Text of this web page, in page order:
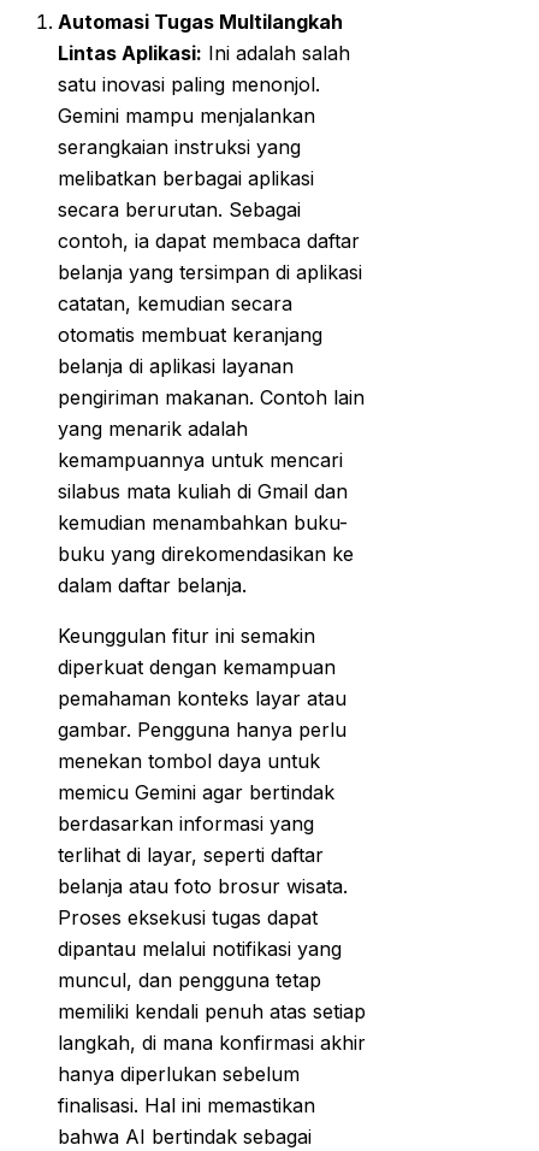
Automasi Tugas Multilangkah
Lintas Aplikasi: Ini adalah salah
satu inovasi paling menonjol.
Gemini mampu menjalankan
serangkaian instruksi yang
melibatkan berbagai aplikasi
secara berurutan. Sebagai
contoh, ia dapat membaca daftar
belanja yang tersimpan di aplikasi
catatan, kemudian secara
otomatis membuat keranjang
belanja di aplikasi layanan
pengiriman makanan. Contoh lain
yang menarik adalah
kemampuannya untuk mencari
silabus mata kuliah di Gmail dan
kemudian menambahkan buku-
buku yang direkomendasikan ke
dalam daftar belanja.
Keunggulan fitur ini semakin
diperkuat dengan kemampuan
pemahaman konteks layar atau
gambar. Pengguna hanya perlu
menekan tombol daya untuk
memicu Gemini agar bertindak
berdasarkan informasi yang
terlihat di layar, seperti daftar
belanja atau foto brosur wisata.
Proses eksekusi tugas dapat
dipantau melalui notifikasi yang
muncul, dan pengguna tetap
memiliki kendali penuh atas setiap
langkah, di mana konfirmasi akhir
hanya diperlukan sebelum
finalisasi. Hal ini memastikan
bahwa AI bertindak sebagai